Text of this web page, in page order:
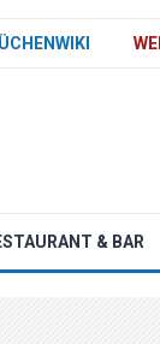
& BAR